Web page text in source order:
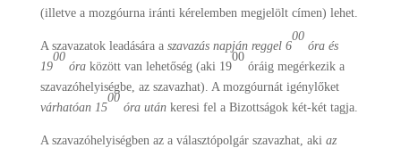
(illetve a mozgóurna iránti kérelemben megjelölt címen) lehet.
A szavazatok leadására a szavazás napján reggel 6
00
óra és
19
00
óra között van lehetőség (aki 19
00
óráig megérkezik a
szavazóhelyiségbe, az szavazhat). A mozgóurnát igénylőket
várhatóan 15
00
óra utánkeresi fel a Bizottságok két-két tagja.
A szavazóhelyiségben az a választópolgár szavazhat, aki az